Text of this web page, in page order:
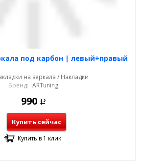
под карбон | левый+правый
на зеркала / Накладки
Бренд: ARTuning
990 Р
Купить сейчас
Купить в 1 клик